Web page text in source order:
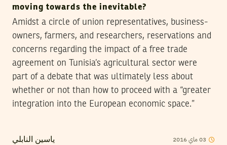
moving towards the inevitable?
Amidst a circle of union representatives, business-
owners, farmers, and researchers, reservations and
concerns regarding the impact of a free trade
agreement on Tunisia’s agricultural sector were
part of a debate that was ultimately less about
whether or not than how to proceed with a “greater
integration into the European economic space.”
ياسين النابلي 03ماي2016